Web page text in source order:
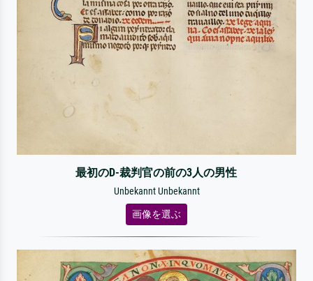
最初のD-裁判官の前の3人の男性
Unbekannt Unbekannt
画像を選ぶ